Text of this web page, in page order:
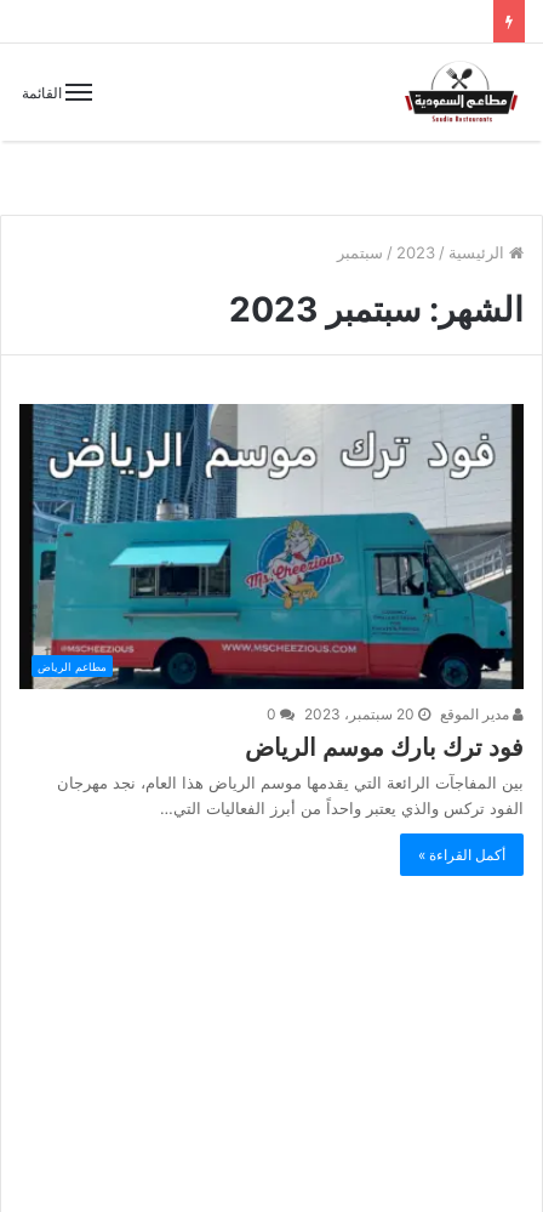
القائمة
الرئيسية /
2023
/ سبتمبر
الشهر: سبتمبر 2023
مطاعم الرياض
مدير الموقع 20 سبتمبر، 2023
فود ترك بارك موسم الرياض
بين المفاجآت الرائعة التي يقدمها موسم الرياض هذا العام، نجد مهرجان
الفود تركس والذي يعتبر واحداً من أبرز الفعاليات التي…
أكمل القراءة »